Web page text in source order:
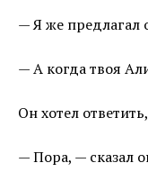
— Я же предлагал
— А когда твоя
Он хотел
— Пора, — сказал